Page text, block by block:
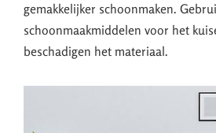
gemakkelijker schoonmaken.
schoonmaakmiddelen voor het
beschadigen het materiaal.